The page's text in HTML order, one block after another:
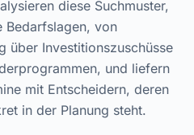
diese Suchmuster,
Bedarfslagen, von
über Investitionszuschüsse
und liefern
mit Entscheidern, deren
in der Planung steht.